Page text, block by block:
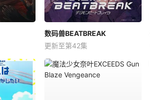
数码兽BEATBREAK
更新至第42集